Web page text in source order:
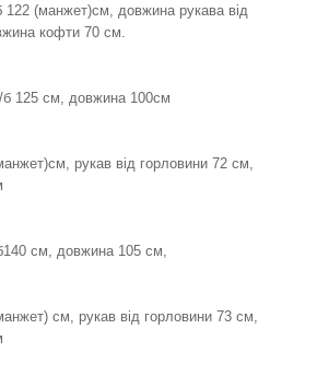
(манжет)см, довжина рукава від
кофти 70 см.
б 125 см, довжина 100см
рукав від горловини 72 см,
см, довжина 105 см,
см, рукав від горловини 73 см,